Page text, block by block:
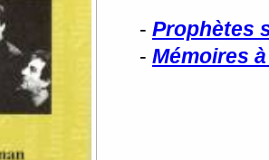
- Prophètes
- Mémoires